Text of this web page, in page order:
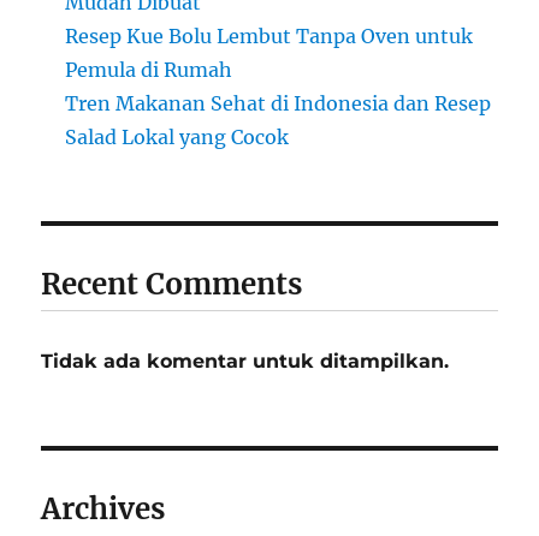
Resep Kue Bolu Lembut Tanpa Oven untuk
Pemula di Rumah
Tren Makanan Sehat di Indonesia dan Resep
Salad Lokal yang Cocok
Recent Comments
Tidak ada komentar untuk ditampilkan.
Archives